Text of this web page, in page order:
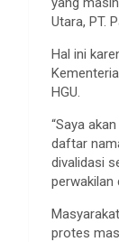
Utara, PT.
Hal ini
HGU.
“Saya
daftar
divalidasi
perwakilan
protes